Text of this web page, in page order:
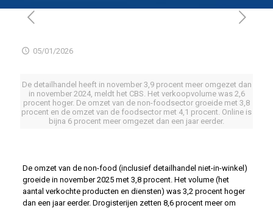
05/01/2026
De detailhandel heeft in november 3,9 procent meer omgezet dan
in november 2024, meldt het CBS. Het verkoopvolume was 2,6
procent hoger. De omzet van de non-foodsector groeide met 3,8
procent en de omzet van de foodsector met 4,1 procent. Online is
bijna 6 procent meer omgezet dan een jaar eerder.
De omzet van de non-food (inclusief detailhandel niet-in-winkel)
groeide in november 2025 met 3,8 procent. Het volume (het
aantal verkochte producten en diensten) was 3,2 procent hoger
dan een jaar eerder. Drogisterijen zetten 8,6 procent meer om